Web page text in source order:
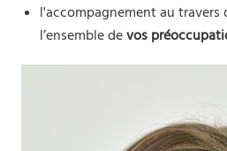
l'accompagnement au
l’ensemble devos